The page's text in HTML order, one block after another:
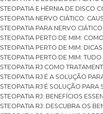
OSTEOPATIA E HÉRNIA DE
OSTEOPATIA NERVO CIÁTICO:
OSTEOPATIA PARA NERVO
OSTEOPATIA PERTO DE MIM:
OSTEOPATIA PERTO DE MIM:
OSTEOPATIA PERTO DE MIM:
OSTEOPATIA RJ COMO
OSTEOPATIA RJ É A SOLUÇÃO
OSTEOPATIA RJ É SOLUÇÃO
OSTEOPATIA RJ: BENEFÍCIOS
OSTEOPATIA RJ: DESCUBRA OS